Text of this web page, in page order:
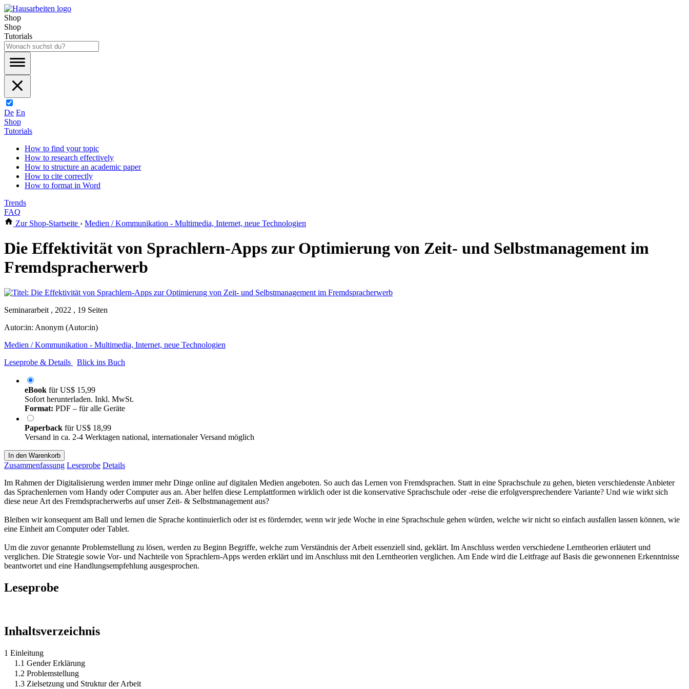
Shop
Shop
Tutorials
De En
Shop
Tutorials
How to find your topic
How to research effectively
How to structure an academic paper
How to cite correctly
How to format in Word
Trends
FAQ
Zur Shop-Startseite › Medien / Kommunikation - Multimedia, Internet, neue Technologien
Die Effektivität von Sprachlern-Apps zur Optimierung von Zeit- und Selbstmanagement im
Fremdspracherwerb
Seminararbeit , 2022 , 19 Seiten
Autor:in: Anonym (Autor:in)
Medien / Kommunikation - Multimedia, Internet, neue Technologien
Leseprobe & Details
Blick ins Buch
eBook fürUS$ 15,99
Sofort herunterladen. Inkl. MwSt.
Format: PDF – für alle Geräte
Paperback fürUS$ 18,99
Versand in ca. 2-4 Werktagen national, internationaler Versand möglich
In den Warenkorb
Zusammenfassung Leseprobe Details
Im Rahmen der Digitalisierung werden immer mehr Dinge online auf digitalen Medien angeboten. So auch das Lernen von Fremdsprachen. Statt in eine Sprachschule zu gehen, bieten verschiedenste Anbieter
das Sprachenlernen vom Handy oder Computer aus an. Aber helfen diese Lernplattformen wirklich oder ist die konservative Sprachschule oder -reise die erfolgversprechendere Variante? Und wie wirkt sich
diese neue Art des Fremdspracherwerbs auf unser Zeit- & Selbstmanagement aus?
Bleiben wir konsequent am Ball und lernen die Sprache kontinuierlich oder ist es fördernder, wenn wir jede Woche in eine Sprachschule gehen würden, welche wir nicht so einfach ausfallen lassen können, wie
eine Einheit am Computer oder Tablet.
Um die zuvor genannte Problemstellung zu lösen, werden zu Beginn Begriffe, welche zum Verständnis der Arbeit essenziell sind, geklärt. Im Anschluss werden verschiedene Lerntheorien erläutert und
verglichen. Die Strategie sowie Vor- und Nachteile von Sprachlern-Apps werden erklärt und im Anschluss mit den Lerntheorien verglichen. Am Ende wird die Leitfrage auf Basis die gewonnenen Erkenntnisse
beantwortet und eine Handlungsempfehlung ausgesprochen.
Leseprobe
Inhaltsverzeichnis
1 Einleitung
1.1 Gender Erklärung
1.2 Problemstellung
1.3 Zielsetzung und Struktur der Arbeit